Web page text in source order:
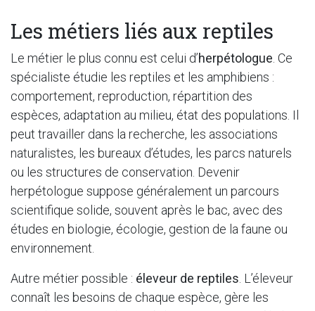
Les métiers liés aux reptiles
Le métier le plus connu est celui d’herpétologue . Ce
spécialiste étudie les reptiles et les amphibiens :
comportement, reproduction, répartition des
espèces, adaptation au milieu, état des populations. Il
peut travailler dans la recherche, les associations
naturalistes, les bureaux d’études, les parcs naturels
ou les structures de conservation. Devenir
herpétologue suppose généralement un parcours
scientifique solide, souvent après le bac, avec des
études en biologie, écologie, gestion de la faune ou
environnement.
Autre métier possible : éleveur de reptiles . L’éleveur
connaît les besoins de chaque espèce, gère les